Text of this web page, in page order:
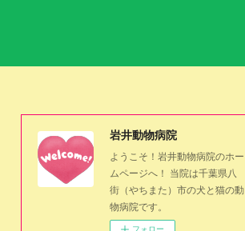
岩井動物病院
ようこそ！岩井動物病院のホー
ムページへ！ 当院は千葉県八
街（やちまた）市の犬と猫の動
物病院です。
フォロー